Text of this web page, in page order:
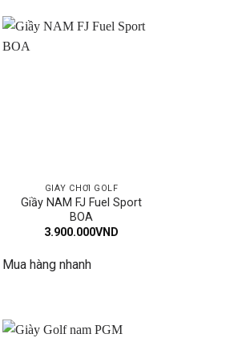
GIÀY CHƠI GOLF
Giầy NAM FJ Fuel Sport
BOA
3.900.000VND
Mua hàng nhanh